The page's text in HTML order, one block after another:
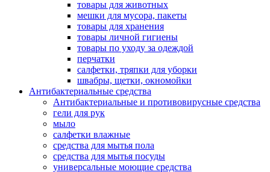
товары для животных
мешки для мусора, пакеты
товары для хранения
товары личной гигиены
товары по уходу за одеждой
перчатки
салфетки, тряпки для уборки
швабры, щетки, окномойки
Антибактериальные средства
Антибактериальные и противовирусные средства
гели для рук
мыло
салфетки влажные
средства для мытья пола
средства для мытья посуды
универсальные моющие средства